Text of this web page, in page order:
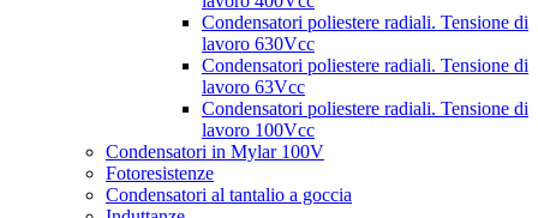
Condensatori poliestere radiali. Tensione di
lavoro 630Vcc
Condensatori poliestere radiali. Tensione di
lavoro 63Vcc
Condensatori poliestere radiali. Tensione di
lavoro 100Vcc
Condensatori in Mylar 100V
Fotoresistenze
Condensatori al tantalio a goccia